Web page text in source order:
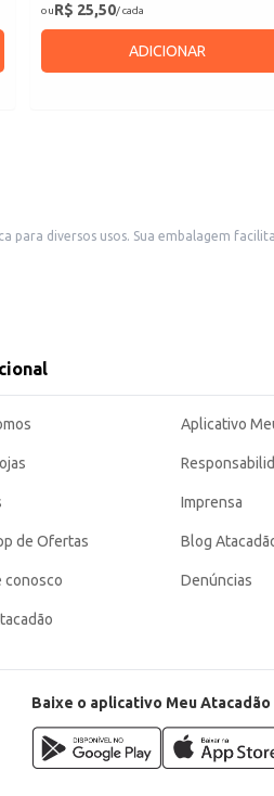
ouR$ 25,50/ cada
ADICIONAR
comerciais como restaurantes,
atendendo às necessidades de
de Ofertas
conosco
Aplicativo
Imprensa
Blog
Denúncias
Baixe o aplicativo Meu Atacadão